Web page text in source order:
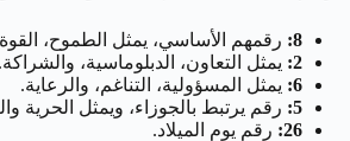
8: رقمهم الأساسي، يمثل الطموح،
2: يمثل التعاون، الدبلوماسية، والشراكة.
6: يمثل المسؤولية، التناغم، والرعاية.
5: رقم يرتبط بالجوزاء، ويمثل الحرية
26: رقم يوم الميلاد.